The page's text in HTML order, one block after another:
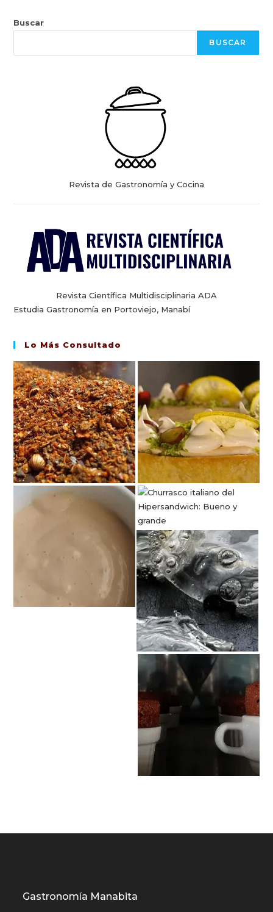
Buscar
BUSCAR
Revista de Gastronomía y Cocina
Revista Científica Multidisciplinaria ADA
Estudia Gastronomía en Portoviejo, Manabí
Lo Más Consultado
Gastronomía Manabita